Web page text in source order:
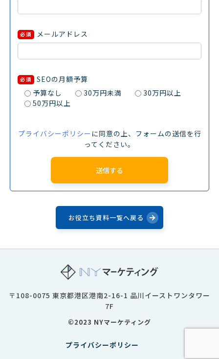
必須 メールアドレス
必須
SEOの月額予算
予算なし
30万円未満
30万円以上
50万円以上
プライバシーポリシー に同意の上、フォームの送信を行
ってください。
お役立ち資料一覧へ戻る
〒108-0075 東京都港区港南2-16-1 品川イーストワンタワー
7F
©2023 NYマーケティング
プライバシーポリシー